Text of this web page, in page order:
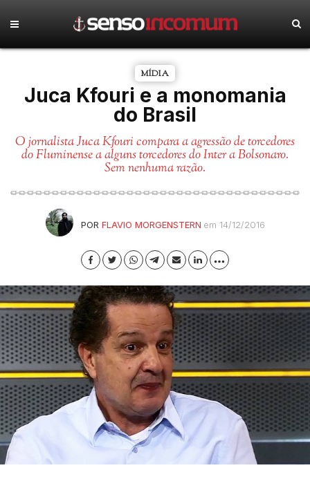
MÍDIA
Juca Kfouri e a monomania
do Brasil
O jornalista Juca Kfouri compara a agressão de torcedores
do Fluminense a alguns torcedores do Inter a Bolsonaro.
Sem nenhuma razão.
POR FLAVIO MORGENSTERN em 14/12/2016